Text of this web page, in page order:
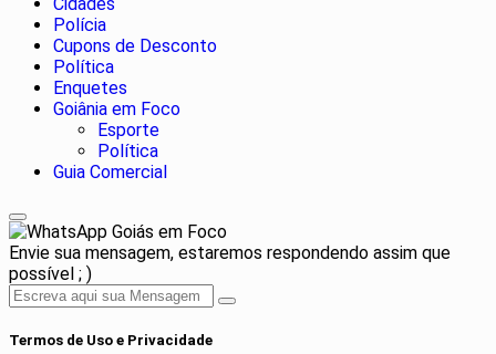
Polícia
Cupons de Desconto
Política
Enquetes
Goiânia em Foco
Esporte
Política
Guia Comercial
Goiás em Foco
Envie sua mensagem, estaremos respondendo assim que
possível ; )
Termos de Uso e Privacidade